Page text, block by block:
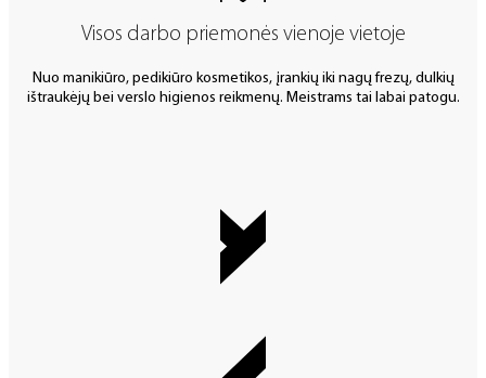
Visos darbo priemonės vienoje vietoje
Nuo manikiūro, pedikiūro kosmetikos, įrankių iki nagų frezų, dulkių
ištraukėjų bei verslo higienos reikmenų. Meistrams tai labai patogu.